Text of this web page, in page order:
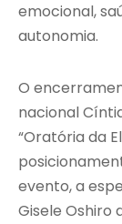
emocional,
autonomia.
O
nacional
“Oratória da
evento, a
Gisele Oshiro